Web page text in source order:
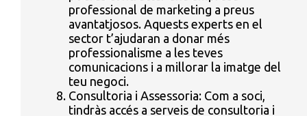
professional de marketing a preus
avantatjosos. Aquests experts en el
sector t’ajudaran a donar més
professionalisme a les teves
comunicacions i a millorar la imatge del
teu negoci.
Consultoria i Assessoria: Com a soci,
tindràs accés a serveis de consultoria i